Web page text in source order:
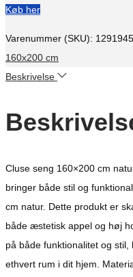
Køb her
Varenummer (SKU):
160x200 cm
Beskrivelse
Cluse seng 160×200 cm
bringer både stil og
cm natur. Dette produkt er
både æstetisk appel og høj
på både funktionalitet og
ethvert rum i dit hjem.